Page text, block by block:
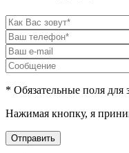
* Обязательные поля для
Нажимая кнопку, я
Отправить